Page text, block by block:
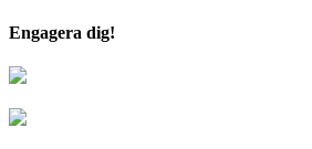
Engagera dig!